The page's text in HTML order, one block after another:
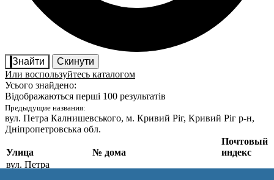
Знайти
Скинути
Или воспользуйтесь каталогом
Усього знайдено:
Відображаються перші 100 результатів
Предыдущие названия:
вул. Петра Калнишевського, м. Кривий Ріг, Кривий Ріг р-н,
Дніпропетровська обл.
Улица № дома
Почтовый
индекс
вул. Петра